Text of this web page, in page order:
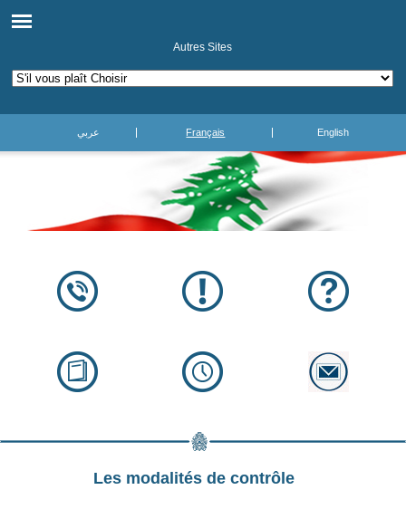
Autres Sites
عربي Français English
Les modalités de contrôle